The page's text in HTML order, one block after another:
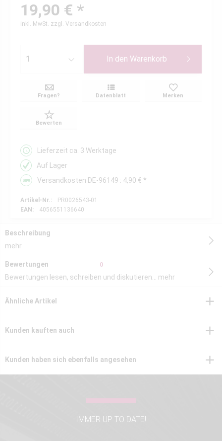
19,90 € *
inkl. MwSt. zzgl. Versandkosten
In den Warenkorb
Fragen? Datenblatt Merken
Bewerten
Lieferzeit ca. 3 Werktage
Auf Lager
Versandkosten DE-96149 : 4,90 € *
Artikel-Nr.:
PR0026543-01
EAN:
4056551136640
Beschreibung
mehr
Bewertungen 0
Bewertungen lesen, schreiben und diskutieren... mehr
Ähnliche Artikel
Kunden kauften auch
Kunden haben sich ebenfalls angesehen
IMMER UP TO DATE!